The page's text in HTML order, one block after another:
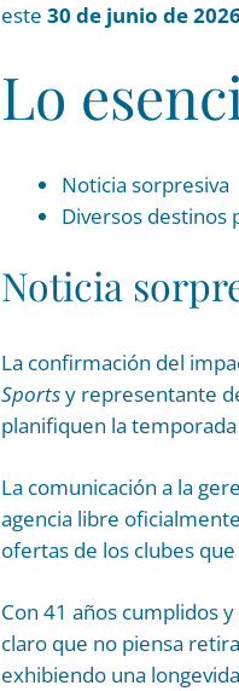
este 30 de junio de
Lo
Noticia sorpresiva
Diversos destinos
Noticia
La confirmación del
Sportsy representante
planifiquen la temporada
La comunicación a la
agencia libre
ofertas de los clubes
Con 41 años cumplidos
claro que no piensa
exhibiendo una